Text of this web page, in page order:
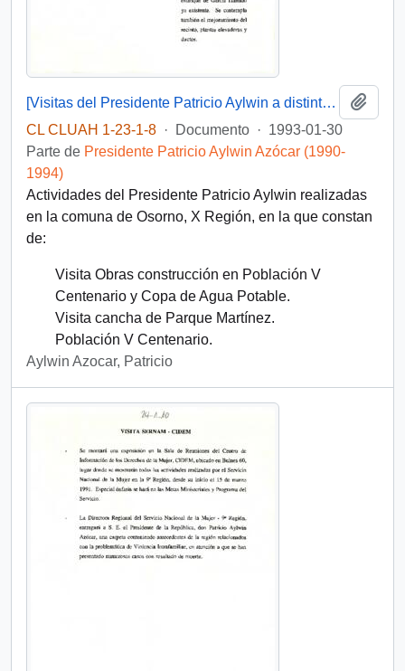
[Visitas del Presidente Patricio Aylwin a distintas actividades en la comuna de Osorno]
CL CLUAH 1-23-1-8 · Documento · 1993-01-30
Parte de Presidente Patricio Aylwin Azócar (1990-
1994)
Actividades del Presidente Patricio Aylwin realizadas
en la comuna de Osorno, X Región, en la que constan
de:
Visita Obras construcción en Población V
Centenario y Copa de Agua Potable.
Visita cancha de Parque Martínez.
Población V Centenario.
Aylwin Azocar, Patricio